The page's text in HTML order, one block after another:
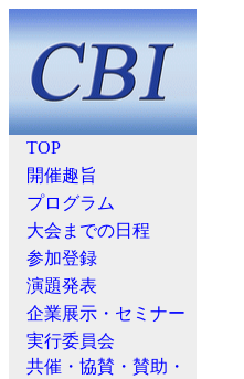
TOP
開催趣旨
プログラム
大会までの日程
参加登録
演題発表
企業展示・セミナー
実行委員会
共催・協賛・賛助・